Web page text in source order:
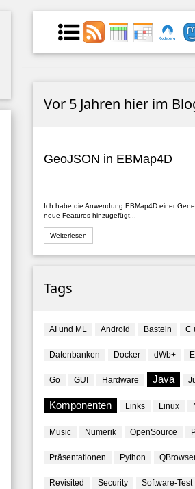
Vor 5 Jahren hier im
GeoJSON in EBMap4D
Ich habe die Anwendung EBMap4D einer
neue Features hinzugefügt...
Weiterlesen
Tags
AI und ML Android Basteln C
Datenbanken Docker dWb+
Go GUI Hardware Java
Komponenten Links Linux
Music Numerik OpenSource
Präsentationen Python
Revisited Security Software-Test